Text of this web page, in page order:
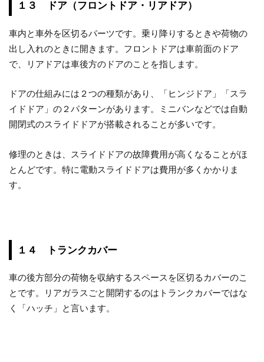
１３ ドア（フロントドア・リアドア）
車内と車外を区切るパーツです。乗り降りするときや荷物の
出し入れのときに開きます。フロントドアは車前面のドア
で、リアドアは車後方のドアのことを指します。
ドアの仕組みには２つの種類があり、「ヒンジドア」「スラ
イドドア」の２パターンがあります。ミニバンなどでは自動
開閉式のスライドドアが搭載されることが多いです。
修理のときは、スライドドアの故障費用が高くなることがほ
とんどです。特に電動スライドドアは費用が多くかかりま
す。
１４ トランクカバー
車の後方部分の荷物を収納するスペースを区切るカバーのこ
とです。リアガラスごと開閉するのはトランクカバーではな
く「ハッチ」と言います。